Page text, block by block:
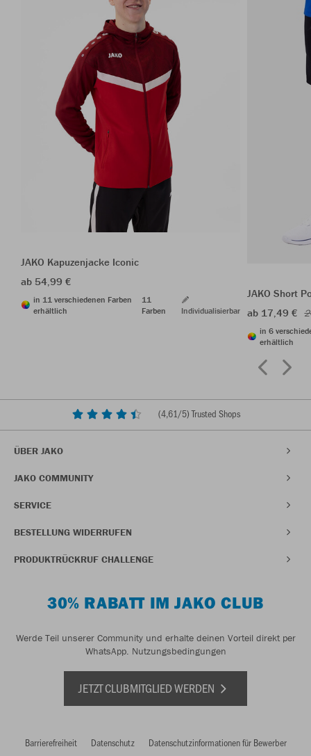
JAKO Kapuzenjacke Iconic
ab 54,99 €
in 11 verschiedenen Farben
erhältlich
11
Farben
Individualisierbar
JAKO Short
ab 17,49 €
in 6
erhältlich
(4,61/5) Trusted Shops
ÜBER JAKO
JAKO COMMUNITY
SERVICE
BESTELLUNG WIDERRUFEN
PRODUKTRÜCKRUF CHALLENGE
30% RABATT IM JAKO CLUB
Werde Teil unserer Community und erhalte deinen Vorteil direkt per
WhatsApp. Nutzungsbedingungen
JETZT CLUBMITGLIED WERDEN
Barrierefreiheit Datenschutz
Datenschutzinformationen für Bewerber